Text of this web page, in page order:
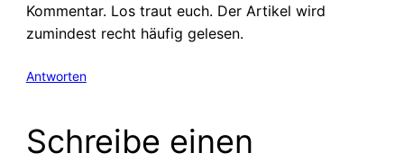
Kommentar. Los traut euch. Der Artikel wird
zumindest recht häufig gelesen.
Antworten
Schreibe einen